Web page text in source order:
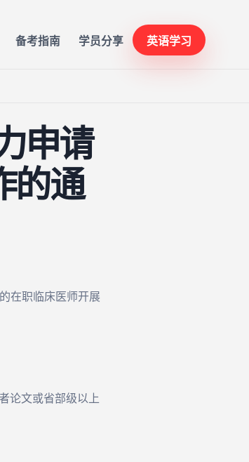
备考指南 学员分享 英语学习
申请
的通
在职临床医师开展
论文或省部级以上